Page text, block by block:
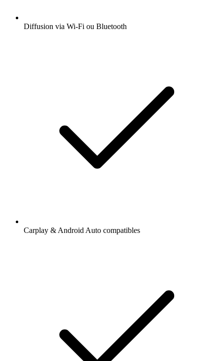
Diffusion via Wi-Fi ou Bluetooth
Carplay & Android Auto compatibles